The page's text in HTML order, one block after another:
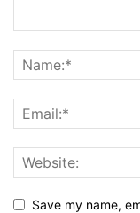
Save my name,